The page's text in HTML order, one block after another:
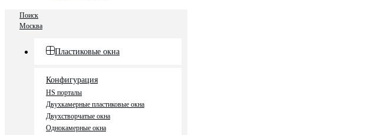
Поиск
Москва
Пластиковые окна
Конфигурация
HS порталы
Двухкамерные пластиковые окна
Двухстворчатые окна
Однокамерные окна